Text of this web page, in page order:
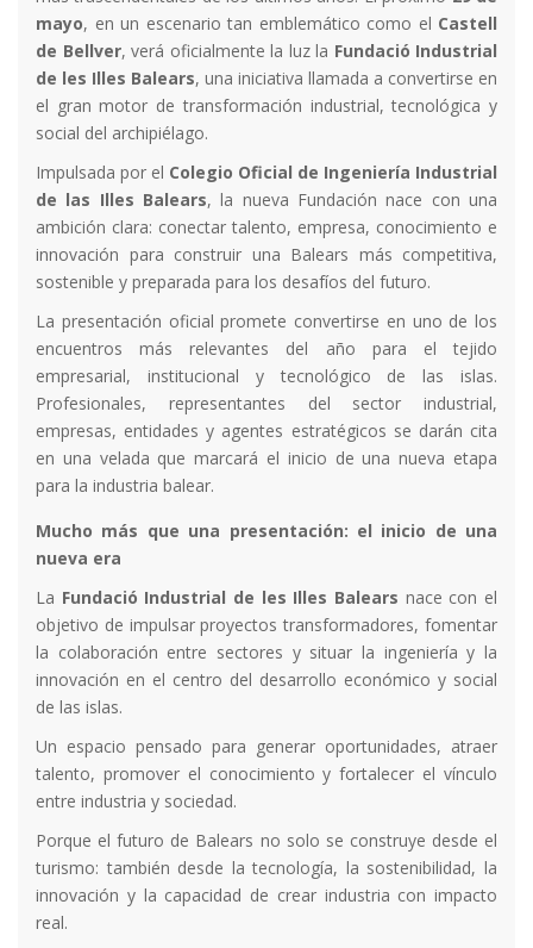
mayo, en un escenario tan emblemático como el Castell
de Bellver, verá oficialmente la luz la Fundació Industrial
de les Illes Balears, una iniciativa llamada a convertirse en
el gran motor de transformación industrial, tecnológica y
social del archipiélago.
Impulsada por el Colegio Oficial de Ingeniería Industrial
de las Illes Balears, la nueva Fundación nace con una
ambición clara: conectar talento, empresa, conocimiento e
innovación para construir una Balears más competitiva,
sostenible y preparada para los desafíos del futuro.
La presentación oficial promete convertirse en uno de los
encuentros más relevantes del año para el tejido
empresarial, institucional y tecnológico de las islas.
Profesionales, representantes del sector industrial,
empresas, entidades y agentes estratégicos se darán cita
en una velada que marcará el inicio de una nueva etapa
para la industria balear.
Mucho más que una presentación: el inicio de una
nueva era
La Fundació Industrial de les Illes Balears nace con el
objetivo de impulsar proyectos transformadores, fomentar
la colaboración entre sectores y situar la ingeniería y la
innovación en el centro del desarrollo económico y social
de las islas.
Un espacio pensado para generar oportunidades, atraer
talento, promover el conocimiento y fortalecer el vínculo
entre industria y sociedad.
Porque el futuro de Balears no solo se construye desde el
turismo: también desde la tecnología, la sostenibilidad, la
innovación y la capacidad de crear industria con impacto
real.